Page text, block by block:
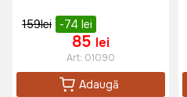
159lei -74 lei
85 lei
Art: 01090
Adaugă